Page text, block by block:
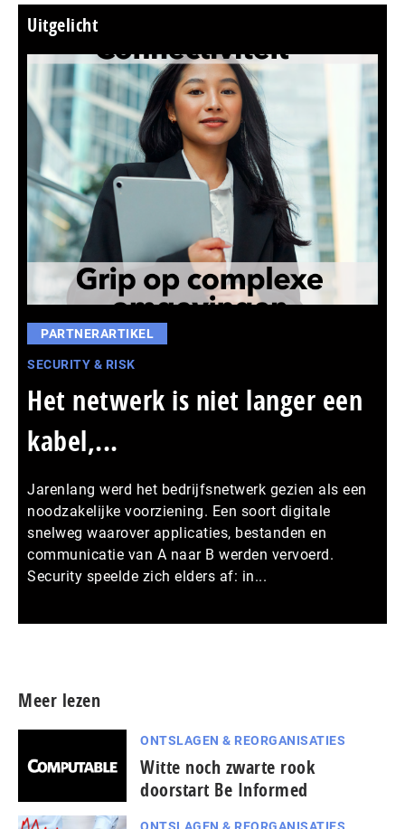
Uitgelicht
PARTNERARTIKEL
SECURITY & RISK
Het netwerk is niet langer een
kabel,...
Jarenlang werd het bedrijfsnetwerk gezien als een
noodzakelijke voorziening. Een soort digitale
snelweg waarover applicaties, bestanden en
communicatie van A naar B werden vervoerd.
Security speelde zich elders af: in...
Meer lezen
ONTSLAGEN & REORGANISATIES
Witte noch zwarte rook
doorstart Be Informed